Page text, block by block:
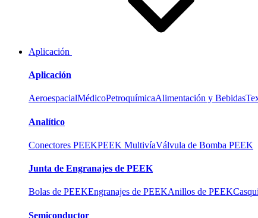
Aplicación
Aplicación
AeroespacialMédicoPetroquímicaAlimentación y Bebidas
Analítico
Conectores PEEKPEEK MultivíaVálvula de Bomba PEEK
Junta de Engranajes de PEEK
Bolas de PEEKEngranajes de PEEKAnillos de PEEK
Semiconductor